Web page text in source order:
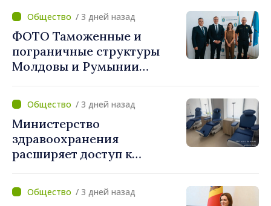
«Реформу нужно
завершить этой осенью»
/ 3 дней назад
ФОТО Таможенные и
пограничные структуры
Молдовы и Румынии
по разгрузке движения на
КПП "Леушены–Албица"
/ 3 дней назад
Министерство
здравоохранения
расширяет доступ к
Новоаненской и Сорокской
районных больницах
/ 3 дней назад